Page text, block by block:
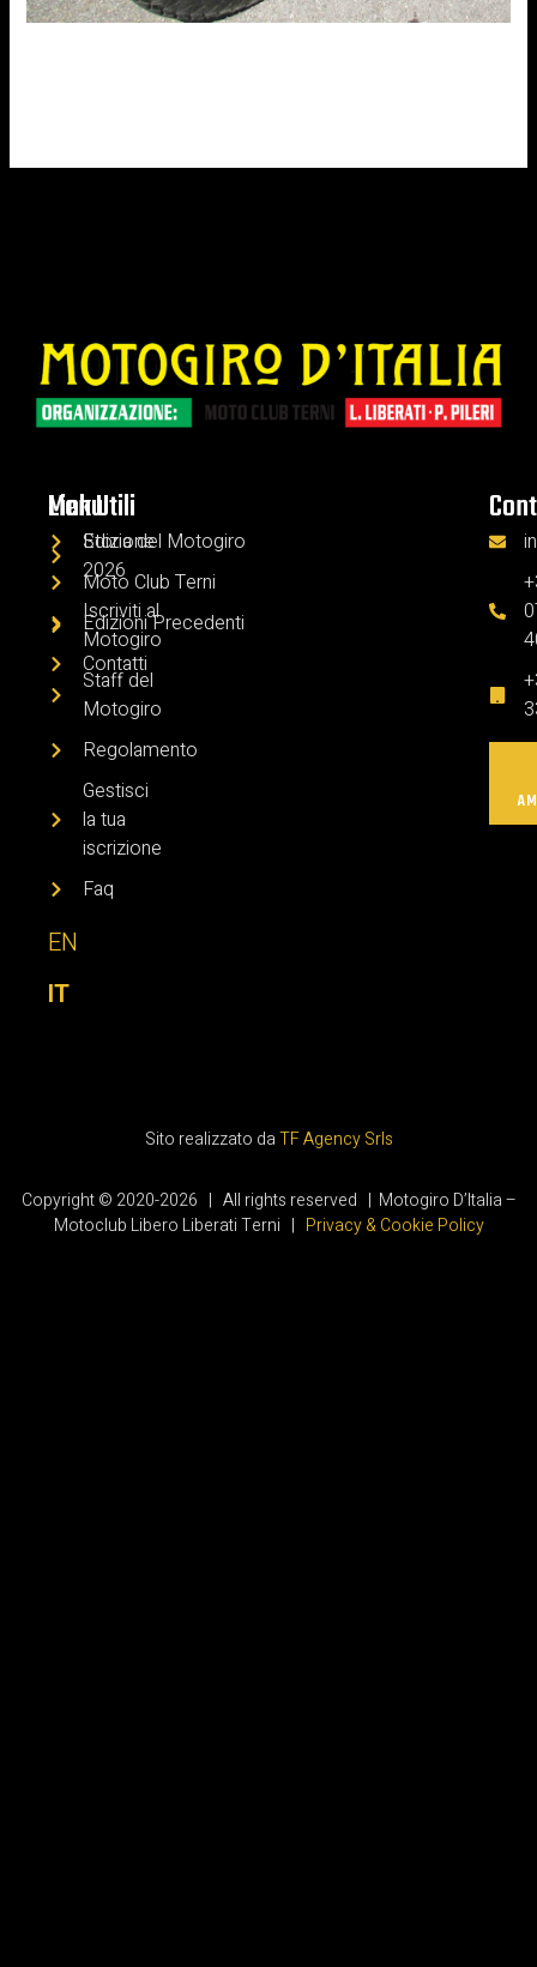
Menu
Edizione
2026
Iscriviti al
Motogiro
Staff del
Motogiro
Regolamento
Gestisci
la tua
iscrizione
Faq
EN
IT
Link Utili
Storia del Motogiro
Moto Club Terni
Edizioni Precedenti
Contatti
Sito realizzato daTF Agency Srls
Copyright © 2020-2026 | All rights reserved | Motogiro D’Italia –
Motoclub Libero Liberati Terni | Privacy & Cookie Policy